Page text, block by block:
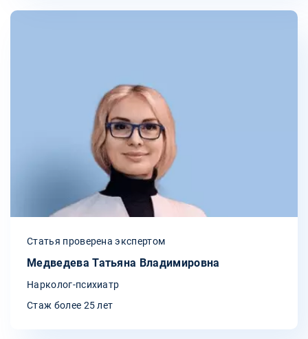
Статья проверена экспертом
Медведева Татьяна Владимировна
Нарколог-психиатр
Стаж более 25 лет